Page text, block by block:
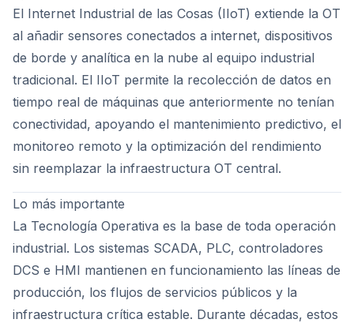
El Internet Industrial de las Cosas (IIoT) extiende la OT
al añadir sensores conectados a internet, dispositivos
de borde y analítica en la nube al equipo industrial
tradicional. El IIoT permite la recolección de datos en
tiempo real de máquinas que anteriormente no tenían
conectividad, apoyando el mantenimiento predictivo, el
monitoreo remoto y la optimización del rendimiento
sin reemplazar la infraestructura OT central.
Lo más importante
La Tecnología Operativa es la base de toda operación
industrial. Los sistemas SCADA, PLC, controladores
DCS e HMI mantienen en funcionamiento las líneas de
producción, los flujos de servicios públicos y la
infraestructura crítica estable. Durante décadas, estos